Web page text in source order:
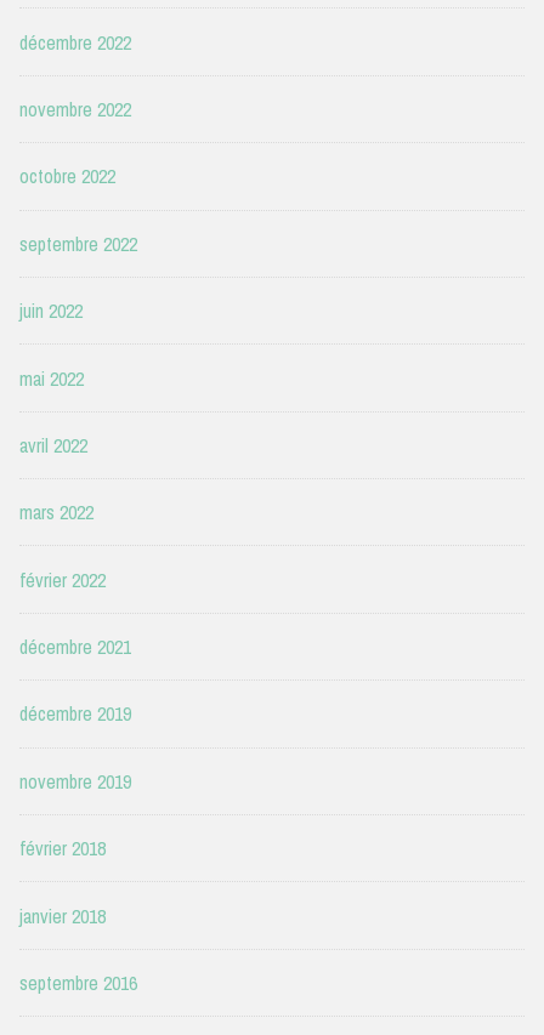
décembre 2022
novembre 2022
octobre 2022
septembre 2022
juin 2022
mai 2022
avril 2022
mars 2022
février 2022
décembre 2021
décembre 2019
novembre 2019
février 2018
janvier 2018
septembre 2016